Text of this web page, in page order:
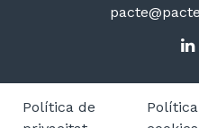
Política de